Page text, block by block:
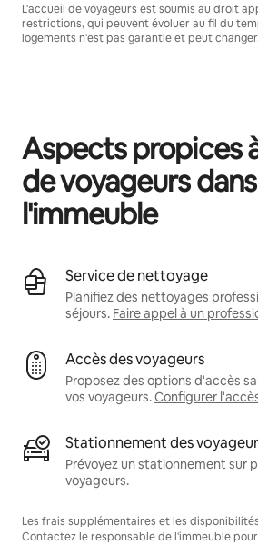
L'accueil de voyageurs est soumis au droit
restrictions, qui peuvent évoluer au fil du
logements n'est pas garantie et peut changer.
Aspects propices
de voyageurs dans
l'immeuble
Service de nettoyage
Planifiez des nettoyages
séjours. Faire appel à un
Accès des voyageurs
Proposez des options d'accès
vos voyageurs.Configurer
Stationnement des
Prévoyez un stationnement sur
voyageurs.
Les frais supplémentaires et les
Contactez le responsable de l'immeuble